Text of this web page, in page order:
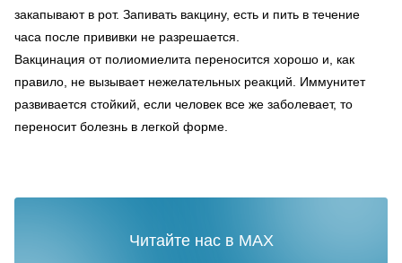
закапывают в рот. Запивать вакцину, есть и пить в течение
часа после прививки не разрешается.
Вакцинация от полиомиелита переносится хорошо и, как
правило, не вызывает нежелательных реакций. Иммунитет
развивается стойкий, если человек все же заболевает, то
переносит болезнь в легкой форме.
Читайте нас в MAX